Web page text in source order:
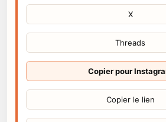
X
Threads
Copier pour
Copier le lien